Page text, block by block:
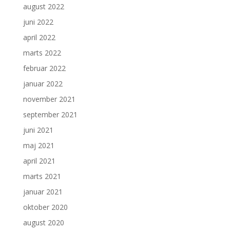
august 2022
juni 2022
april 2022
marts 2022
februar 2022
januar 2022
november 2021
september 2021
juni 2021
maj 2021
april 2021
marts 2021
januar 2021
oktober 2020
august 2020